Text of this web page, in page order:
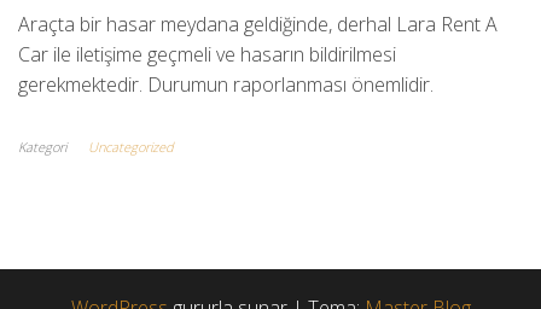
Araçta bir hasar meydana geldiğinde, derhal Lara Rent A
Car ile iletişime geçmeli ve hasarın bildirilmesi
gerekmektedir. Durumun raporlanması önemlidir.
Kategori Uncategorized